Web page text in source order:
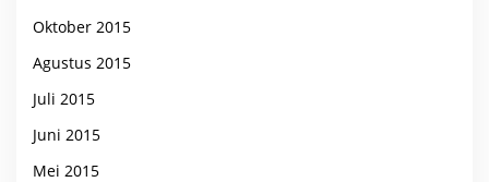
Oktober 2015
Agustus 2015
Juli 2015
Juni 2015
Mei 2015